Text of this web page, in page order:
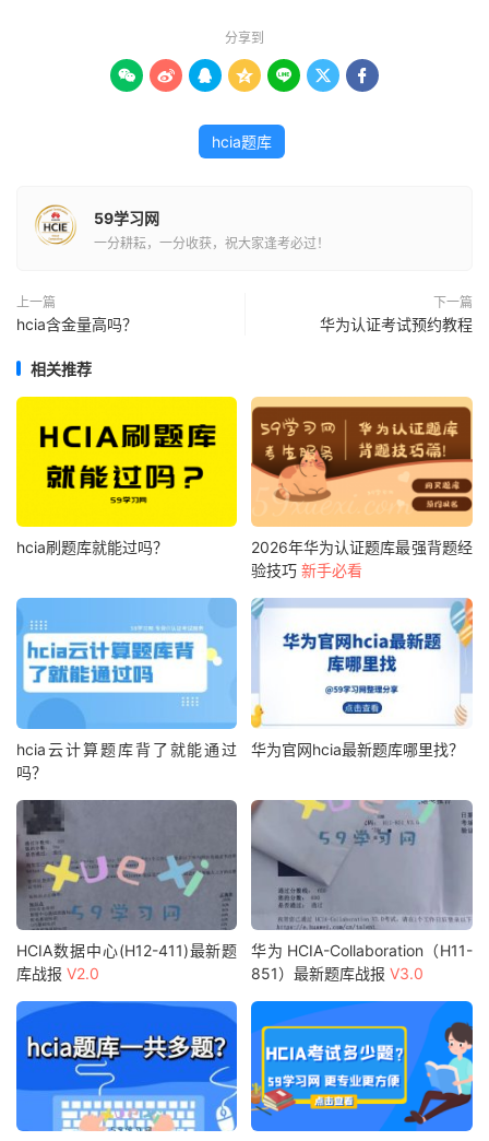
分享到
      
hcia题库
59学习网
一分耕耘，一分收获，祝大家逢考必过！
上一篇
hcia含金量高吗？
下一篇
华为认证考试预约教程
相关推荐
hcia刷题库就能过吗？
2026年华为认证题库最强背题经
验技巧新手必看
hcia云计算题库背了就能通过
吗？
华为官网hcia最新题库哪里找？
HCIA数据中心(H12-411)最新题
库战报 V2.0
华为 HCIA-Collaboration（H11-
851）最新题库战报V3.0